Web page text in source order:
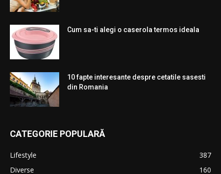
Cum sa-ti alegi o caserola termos ideala
10 fapte interesante despre cetatile sasesti
din Romania
CATEGORIE POPULARĂ
Lifestyle
387
Diverse
160